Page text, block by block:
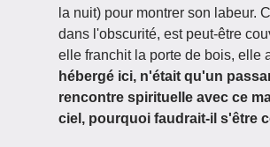
la nuit) pour montrer son labeur.
dans l'obscurité, est peut-être
elle franchit la porte de bois, elle
hébergé ici, n'était qu'un
rencontre spirituelle avec ce
ciel, pourquoi faudrait-il s'être